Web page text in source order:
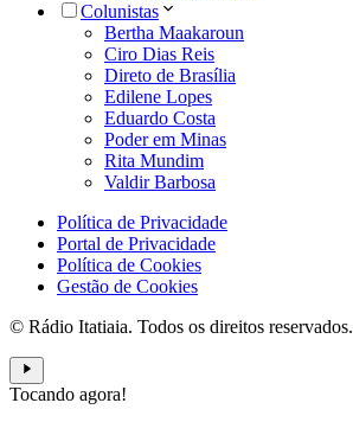
Colunistas
Bertha Maakaroun
Ciro Dias Reis
Direto de Brasília
Edilene Lopes
Eduardo Costa
Poder em Minas
Rita Mundim
Valdir Barbosa
Política de Privacidade
Portal de Privacidade
Política de Cookies
Gestão de Cookies
© Rádio Itatiaia. Todos os direitos reservados.
Tocando agora!